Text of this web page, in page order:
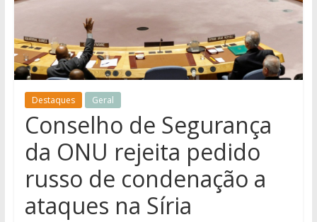
de
Iguatemi
e
região.
Destaques Geral
Conselho de Segurança
da ONU rejeita pedido
russo de condenação a
ataques na Síria